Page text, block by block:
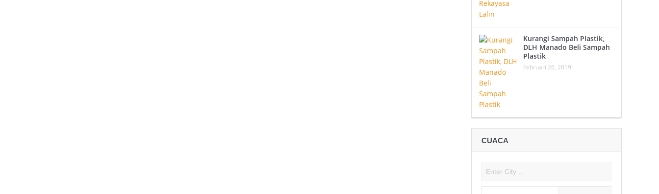
Kurangi Sampah Plastik,
DLH Manado Beli Sampah
Plastik
Februari 26, 2019
CUACA